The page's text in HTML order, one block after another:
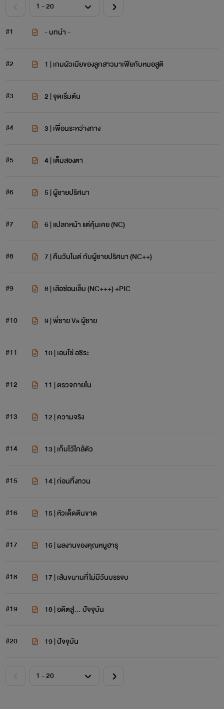
#1 - บทนำ -
#2 1 | เกมผัวเมียของลูกสาวมาเฟียกับหมอสูติ
#3 2 | จุดเริ่มต้น
#4 3 | เพื่อนระหว่างทาง
#5 4 | เต็มสองตา
#6 5 | ผู้ชายปริศนา
#7 6 | แปลกหน้า แต่คุ้นเคย (NC)
#8 7 | คืนวันไนต์ กับผู้ชายปริศนา (NC++)
#9 8 | เสือซ่อนเล็บ (NC+++) +PIC
#10 9 | พี่ชาย Vs ผู้ชาย
#11 10 | เอนโซ่ อชิระ
#12 11 | ตรวจภายใน
#13 12 | ความจริง
#14 13 | เก็บไว้ใกล้ตัว
#15 14 | ก่อนทิ้งทวน
#16 15 | หัวเด็ดตีนขาด
#17 16 | ผลงานของคุณหนูฮารุ
#18 17 | เส้นขนานที่ไม่มีวันบรรจบ
#19 18 | อดีตสู่... ปัจจุบัน
#20 19 | ปัจจุบัน